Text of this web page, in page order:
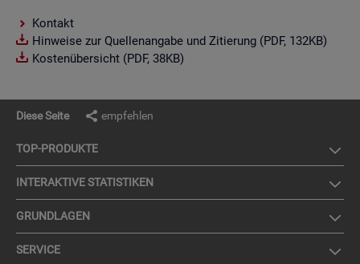
Kontakt
Hinweise zur Quellenangabe und Zitierung (PDF, 132KB)
Kostenübersicht (PDF, 38KB)
Diese Seite empfehlen
TOP-PRO­DUK­TE
IN­TER­AK­TI­VE STA­TIS­TI­KEN
GRUND­LA­GEN
SER­VICE